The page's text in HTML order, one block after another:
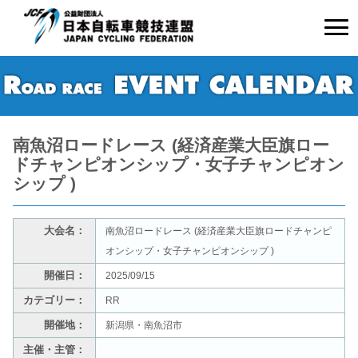
南魚沼ロードレース (経済産業大臣旗ロー
ドチャンピオンシップ・女子チャンピオン
シップ )
大会名：
南魚沼ロードレース (経済産業大臣旗ロードチャンピ
オンシップ・女子チャンピオンシップ )
開催日： 2025/09/15
カテゴリー： RR
開催地： 新潟県・南魚沼市
主催・主管：